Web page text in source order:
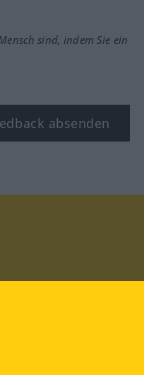
sind, indem Sie ein
absenden